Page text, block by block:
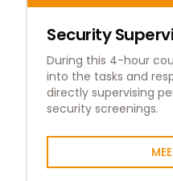
Security
During this 4-hour
into the tasks and
directly supervising
security screenings.